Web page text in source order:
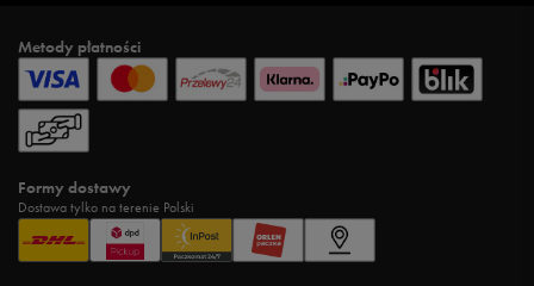
Metody płatności
Formy dostawy
Dostawa tylko na terenie Polski